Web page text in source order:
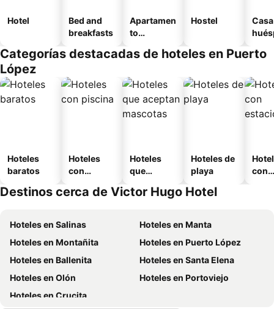
Hotel
Bed and
breakfasts
Apartamen
to
o
Hostel
Categorías destacadas de hoteles en Puerto
López
Hoteles
baratos
Hoteles
con
Hoteles
que
mascotas
Hoteles de
playa
con
Destinos cerca de Victor Hugo Hotel
Hoteles en Salinas
Hoteles en Manta
Hoteles en Montañita
Hoteles en Puerto López
Hoteles en Ballenita
Hoteles en Santa Elena
Hoteles en Olón
Hoteles en Portoviejo
Hoteles en Crucita